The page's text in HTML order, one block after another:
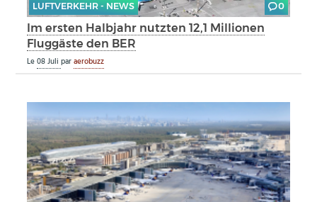
AERO-KULTUR
LUFTVERKEHR - NEWS 0
Im ersten Halbjahr nutzten 12,1 Millionen
Fluggäste den BER
Le08 Juliparaerobuzz